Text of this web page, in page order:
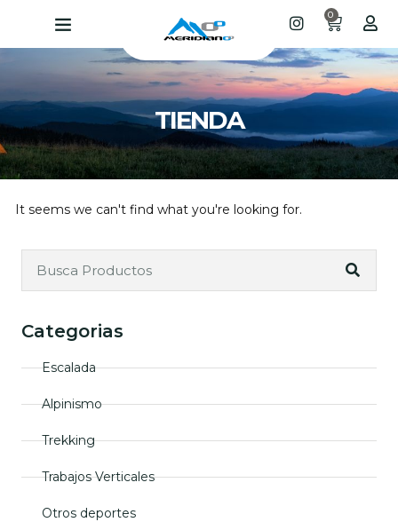
0
TIENDA
Categorias
Escalada
Alpinismo
Trekking
Trabajos Verticales
Otros deportes
It seems we can't find what you're looking for.